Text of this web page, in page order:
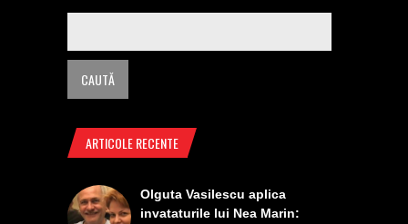
ARTICOLE RECENTE
Olguta Vasilescu aplica
invataturile lui Nea Marin: